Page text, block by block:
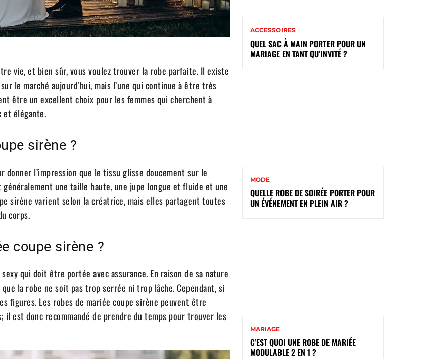
vie, et bien sûr, vous voulez trouver la robe parfaite. Il existe
le marché aujourd’hui, mais l’une qui continue à être très
être un excellent choix pour les femmes qui cherchent à
et élégante.
sirène ?
donner l’impression que le tissu glisse doucement sur le
une taille haute, une jupe longue et fluide et une
sirène varient selon la créatrice, mais elles partagent toutes
corps.
coupe sirène ?
qui doit être portée avec assurance. En raison de sa nature
la robe ne soit pas trop serrée ni trop lâche. Cependant, si
Les robes de mariée coupe sirène peuvent être
il est donc recommandé de prendre du temps pour trouver les
ACCESSOIRES
QUEL SAC À MAIN PORTER POUR UN
MARIAGE​ EN TANT QU’INVITÉ ?
MODE
QUELLE ROBE DE SOIRÉE PORTER POUR
UN ÉVÉNEMENT EN PLEIN AIR ?
MARIAGE
C’EST QUOI UNE ROBE DE MARIÉE
MODULABLE 2 EN 1 ?